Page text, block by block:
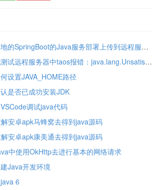
【未解决】把Mac本地的SpringBoot的Java服务部署上传到远程服务器CentOS中
【未解决】Mac本地测试远程服务器中taos报错：java.lang.UnsatisfiedLinkError no taos in java.library.path
设置JAVA_HOME路径
是否已成功安装JDK
调试java代码
解安卓apk马蜂窝去得到java源码
解安卓apk康美通去得到java源码
中使用OkHttp去进行基本的网络请求
Java开发环境
6